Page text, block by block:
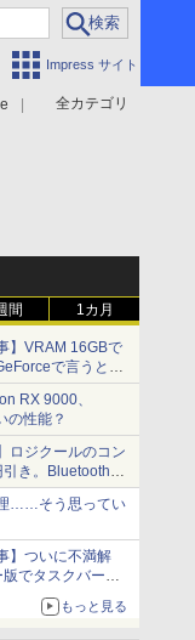
Impress サイト
全カテゴリ
間 1カ月
】VRAM 16GBで
で言うとど
RX 9000、
の性能？
ロジクールのコン
き。Bluetoothで3
……そう思ってい
】ついに不満解
でタスクバーの
もっと見る